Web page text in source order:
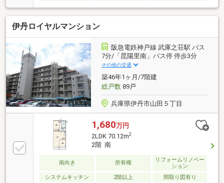
伊丹ロイヤルマンション
阪急電鉄神戸線 武庫之荘駅 バス
7分/「昆陽里南」バス停 停歩3分
その他の交通
築46年1ヶ月/7階建
総戸数89戸
兵庫県伊丹市山田５丁目
1,680万円
2LDK 70.12m2
2階 南
南向き 所有権
リフォームリノベー
ション
システムキッチン
2階以上 間取り図有り